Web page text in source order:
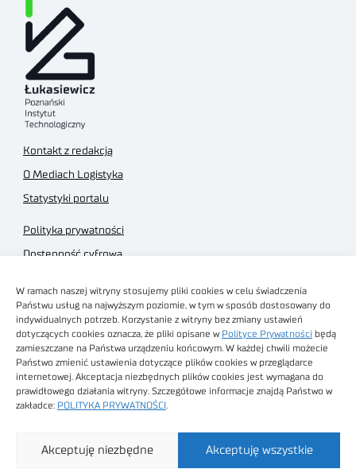
W ramach naszej witryny stosujemy pliki cookies w celu świadczenia
Państwu usług na najwyższym poziomie, w tym w sposób dostosowany do
indywidualnych potrzeb. Korzystanie z witryny bez zmiany ustawień
dotyczących cookies oznacza, że pliki opisane w Polityce Prywatności będą
zamieszczane na Państwa urządzeniu końcowym. W każdej chwili możecie
Państwo zmienić ustawienia dotyczące plików cookies w przeglądarce
internetowej. Akceptacja niezbędnych plików cookies jest wymagana do
prawidłowego działania witryny. Szczegółowe informacje znajdą Państwo w
zakładce: POLITYKA PRYWATNOŚCI
Akceptuję wszystkie
Akceptuję niezbędne
Kontakt z redakcją
O Mediach Logistyka
Statystyki portalu
Polityka prywatności
Dostępność cyfrowa
Regulamin sklepu
Obrazy stockowe
autorstwa
Technologiczny